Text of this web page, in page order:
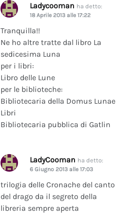
Ladycooman ha detto:
18 Aprile 2013 alle 17:22
Tranquilla!!
Ne ho altre tratte dal libro La
sedicesima Luna
per i libri:
Libro delle Lune
per le biblioteche:
Bibliotecaria della Domus Lunae
Libri
Bibliotecaria pubblica di Gatlin
LadyCooman ha detto:
6 Giugno 2013 alle 17:03
trilogia delle Cronache del canto
del drago da il segreto della
libreria sempre aperta